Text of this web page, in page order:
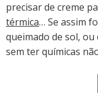
precisar de creme
térmica… Se assim
queimado de sol,
sem ter químicas